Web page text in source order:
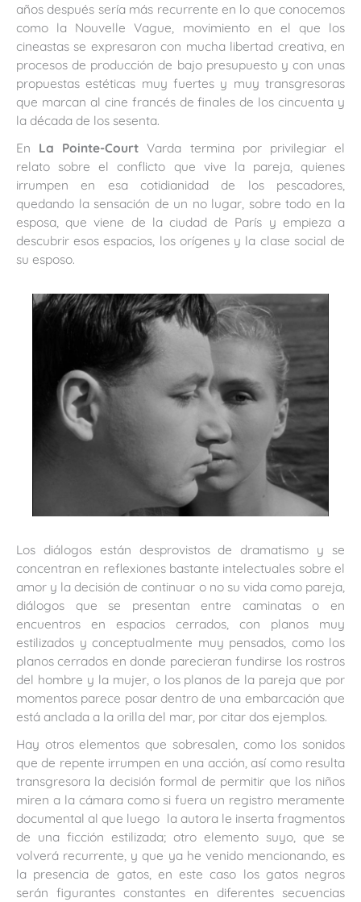
años después sería más recurrente en lo que conocemos
como la Nouvelle Vague, movimiento en el que los
cineastas se expresaron con mucha libertad creativa, en
procesos de producción de bajo presupuesto y con unas
propuestas estéticas muy fuertes y muy transgresoras
que marcan al cine francés de finales de los cincuenta y
la década de los sesenta.
En La Pointe-Court Varda termina por privilegiar el
relato sobre el conflicto que vive la pareja, quienes
irrumpen en esa cotidianidad de los pescadores,
quedando la sensación de un no lugar, sobre todo en la
esposa, que viene de la ciudad de París y empieza a
descubrir esos espacios, los orígenes y la clase social de
su esposo.
Los diálogos están desprovistos de dramatismo y se
concentran en reflexiones bastante intelectuales sobre el
amor y la decisión de continuar o no su vida como pareja,
diálogos que se presentan entre caminatas o en
encuentros en espacios cerrados, con planos muy
estilizados y conceptualmente muy pensados, como los
planos cerrados en donde parecieran fundirse los rostros
del hombre y la mujer, o los planos de la pareja que por
momentos parece posar dentro de una embarcación que
está anclada a la orilla del mar, por citar dos ejemplos.
Hay otros elementos que sobresalen, como los sonidos
que de repente irrumpen en una acción, así como resulta
transgresora la decisión formal de permitir que los niños
miren a la cámara como si fuera un registro meramente
documental al que luego la autora le inserta fragmentos
de una ficción estilizada; otro elemento suyo, que se
volverá recurrente, y que ya he venido mencionando, es
la presencia de gatos, en este caso los gatos negros
serán figurantes constantes en diferentes secuencias